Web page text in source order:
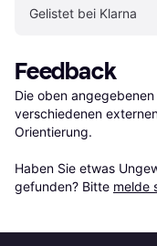
Gelistet bei Klarna
Feedback
Die oben
verschiedenen
Orientierung.
Haben Sie etwas
gefunden? Bitte melde